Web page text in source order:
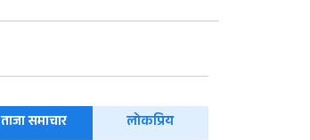
ताजा समाचार लोकप्रिय